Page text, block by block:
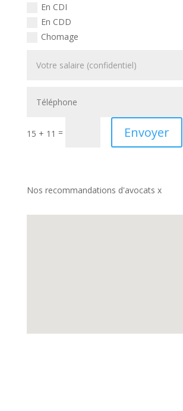
En CDI
En CDD
Chomage
15 + 11 = Envoyer
Nos recommandations d'avocats x